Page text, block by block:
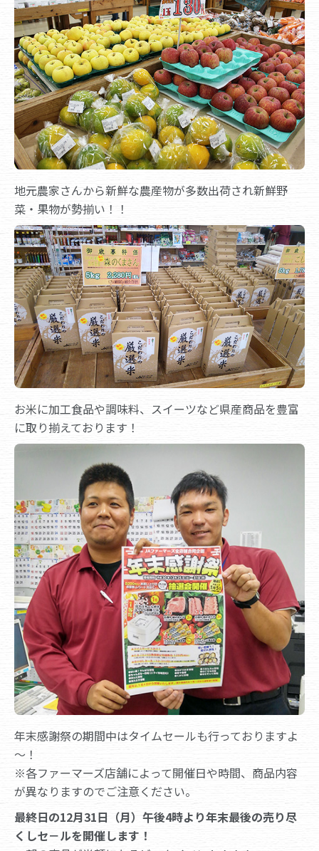
地元農家さんから新鮮な農産物が多数出荷され新鮮野
菜・果物が勢揃い！！
お米に加工食品や調味料、スイーツなど県産商品を豊富
に取り揃えております！
年末感謝祭の期間中はタイムセールも行っておりますよ
～！
※各ファーマーズ店舗によって開催日や時間、商品内容
が異なりますのでご注意ください。
最終日の12月31日（月）午後4時より年末最後の売り尽
くしセ－ルを開催します！